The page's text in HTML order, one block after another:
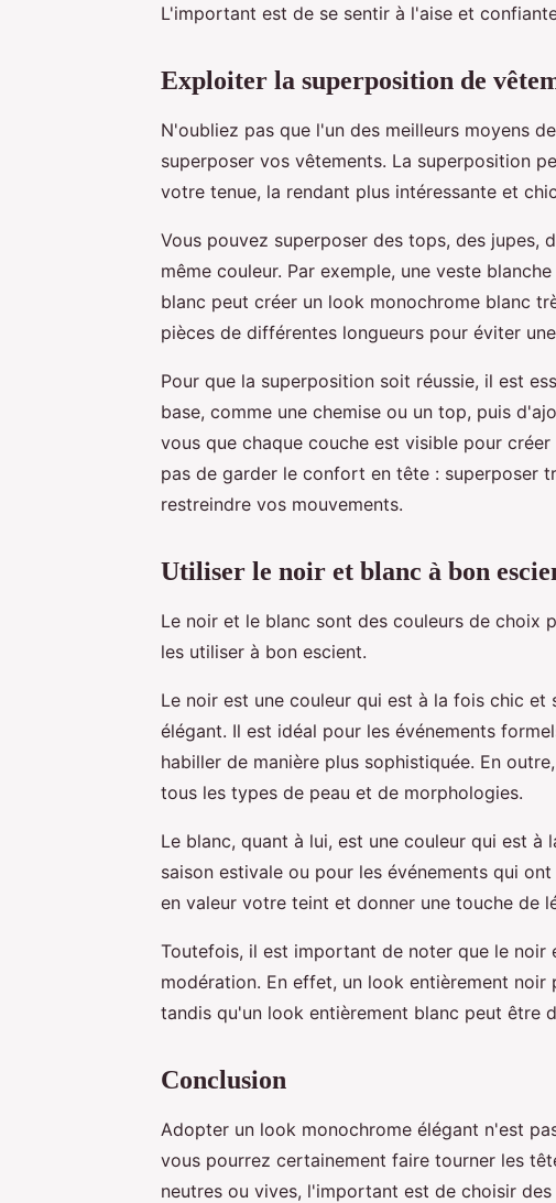
L'important est de se sentir à l'aise et
Exploiter la superposition de
N'oubliez pas que l'un des meilleurs moyens
superposer vos vêtements. La superposition
votre tenue, la rendant plus intéressante et
Vous pouvez superposer des tops, des jupes,
même couleur. Par exemple, une veste
blanc peut créer un look monochrome blanc
pièces de différentes longueurs pour éviter
Pour que la superposition soit réussie, il est
base, comme une chemise ou un top, puis
vous que chaque couche est visible pour
pas de garder le confort en tête : superposer
restreindre vos mouvements.
Utiliser le noir et blanc à bon
Le noir et le blanc sont des couleurs de choix
les utiliser à bon escient.
Le noir est une couleur qui est à la fois chic
élégant. Il est idéal pour les événements
habiller de manière plus sophistiquée. En
tous les types de peau et de morphologies.
Le blanc, quant à lui, est une couleur qui est
saison estivale ou pour les événements qui
en valeur votre teint et donner une touche de
Toutefois, il est important de noter que le noir
modération. En effet, un look entièrement noir
tandis qu'un look entièrement blanc peut être
Conclusion
Adopter un look monochrome élégant n'est
vous pourrez certainement faire tourner les
neutres ou vives, l'important est de choisir